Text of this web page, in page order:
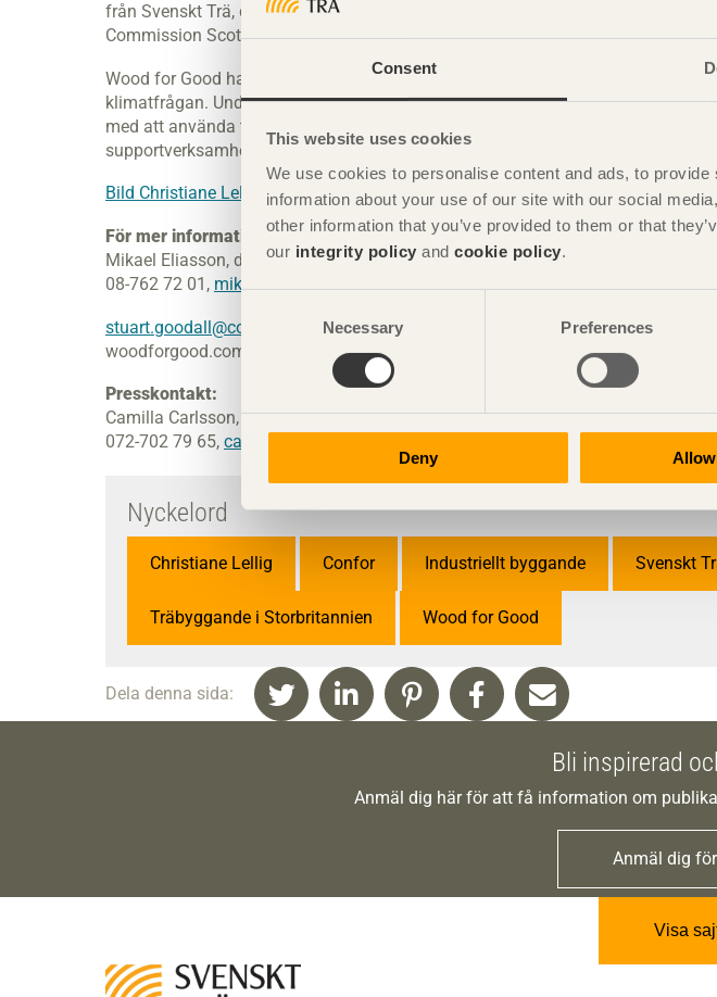
Consent
This website uses cookies
We use cookies to personalise content and ads, to
information about your use of our site with our social
other information that you’ve provided to them or that
our integrity policy and cookie policy.
Selection
Necessary Preferences
Deny
från Svenskt Trä, de brittiska sågverken samt från företag inom den brittiska
Commission Scotland.
Wood for Good har under de år kampanjen drivits legat i framkant vad avser
klimatfrågan. Under de senaste åren har kampanjen även betonat de
med att använda trä. Inom ramen för kampanjen drivs också ett omfattande
supportverksamhet.
Bild Christiane Lellig
För mer information:
Mikael Eliasson, direktör Svenskt Trä
08-762 72 01, mikael.eliasson@svenskttra.se
stuart.goodall@confor.org.uk
woodforgood.com
Presskontakt:
Camilla Carlsson, kommunikationsansvarig, Svenskt Trä
072-702 79 65, camilla.carlsson@svenskttra.se
Nyckelord
Christiane Lellig Confor Industriellt byggande Svenskt
Träbyggande i Storbritannien Wood for Good
Dela denna sida:
Bli inspirerad
Anmäl dig här för att få information om
Anmäl dig
Visa